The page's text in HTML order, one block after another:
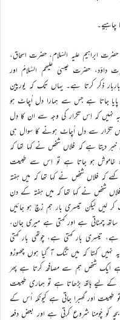
چاہیے۔
ابراہیم علیہ السّلام، حضرت اسحاق،
حضرت عیسیٰ علیھم السَّلامُ اور
ذکر کرتا ہے۔ یہاں تک کہ یورپین
جاتا ہے جس سے ہمارا دل اُچاٹ ہو
کہ اِس تکرار کی وجہ سے ان کا دِل
تکرار سے دل اُچاٹ ہونے کا سوال ہی
دیتا ہے کہ فلاں شخص نے کہا تھا کہ
خاموش ہو جاتا ہے تو اِس سے طبیعت
کہ فلاں شخص نے کہا تھا کہ میں ہفتہ
شخص نے کہا تھا کہ میں ہفتہ کے دن
کر لیں لیکن تیسری بار ہم زچ ہو جائیں
چمٹاتی ہے اور کہتی ہے میری جان،
تیسری بار کہتی ہے، چوتھی بار کہتی
نہیں کہتا کہ میں تنگ آ گیا ہوں چھوڑو
ایک شخص ہم سے مصافحہ کرتا ہے پھر
کے لیے ہاتھ بڑھاتا ہے تو ہماری طبیعت
طبیعت اَور گھبرا جاتی ہے کیونکہ اُس کے
کو چُومنا شروع کرتی ہے اور بعض دفعہ